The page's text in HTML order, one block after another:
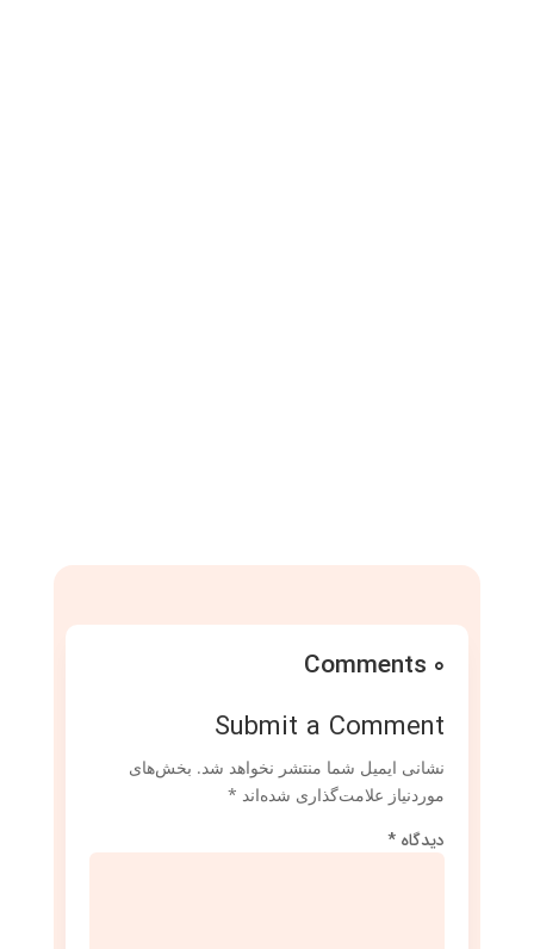
0 Comments
Submit a Comment
نشانی ایمیل شما منتشر نخواهد شد. بخش‌های
موردنیاز علامت‌گذاری شده‌اند *
دیدگاه *